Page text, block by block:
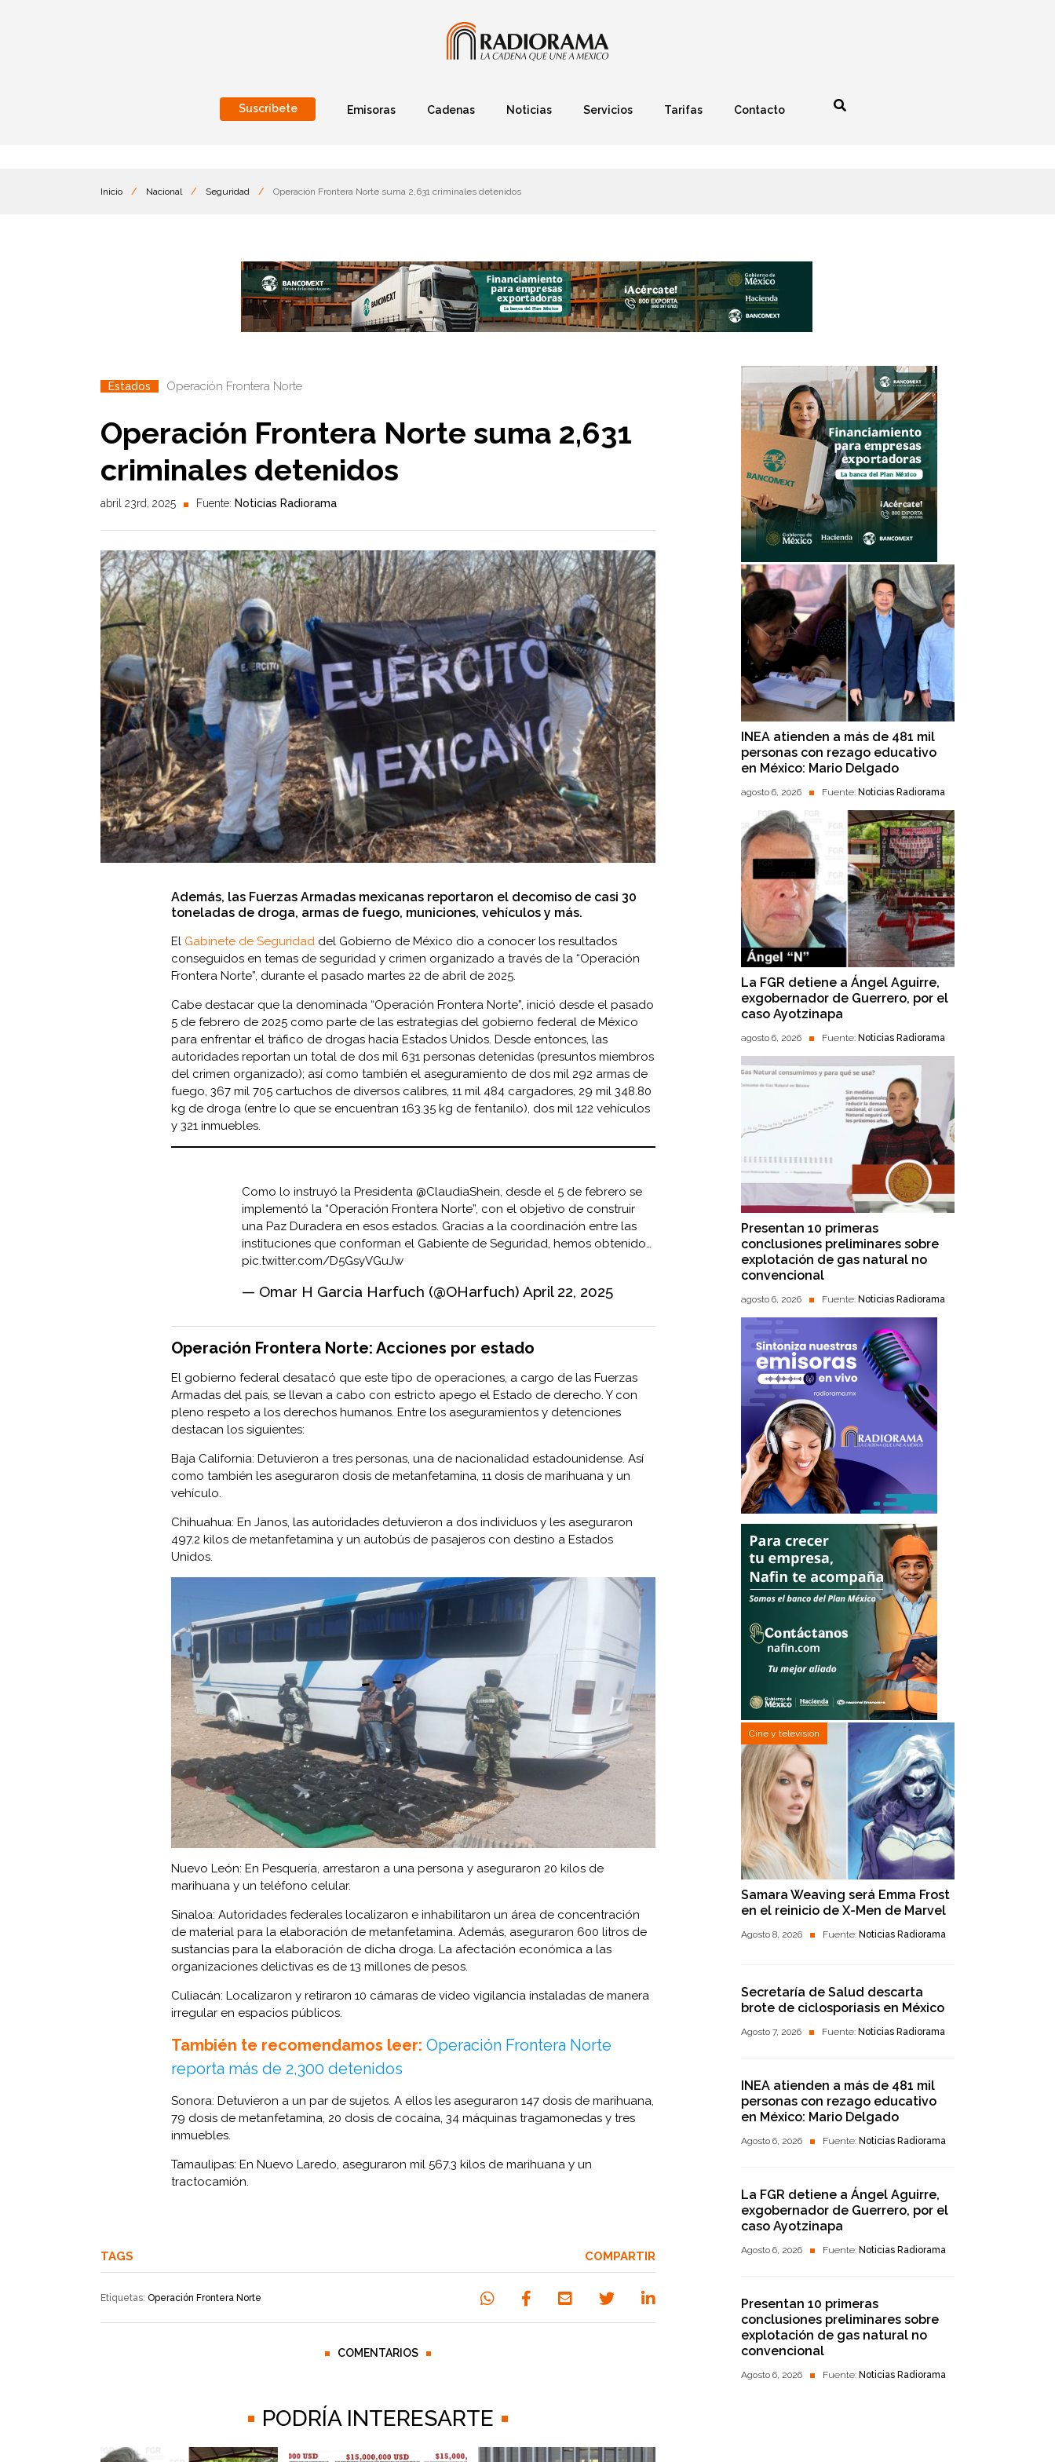
Suscríbete Emisoras Cadenas Noticias Servicios Tarifas Contacto
Inicio / Nacional / Seguridad / Operación Frontera Norte suma 2,631 criminales detenidos
Estados Operación Frontera Norte
Operación Frontera Norte suma 2,631
criminales detenidos
abril 23rd, 2025 Fuente: Noticias Radiorama
Además, las Fuerzas Armadas mexicanas reportaron el decomiso de casi 30
toneladas de droga, armas de fuego, municiones, vehículos y más.
El Gabinete de Seguridad del Gobierno de México dio a conocer los resultados
conseguidos en temas de seguridad y crimen organizado a través de la “Operación
Frontera Norte”, durante el pasado martes 22 de abril de 2025.
Cabe destacar que la denominada “Operación Frontera Norte”, inició desde el pasado
5 de febrero de 2025 como parte de las estrategias del gobierno federal de México
para enfrentar el tráfico de drogas hacia Estados Unidos. Desde entonces, las
autoridades reportan un total de dos mil 631 personas detenidas (presuntos miembros
del crimen organizado); así como también el aseguramiento de dos mil 292 armas de
fuego, 367 mil 705 cartuchos de diversos calibres, 11 mil 484 cargadores, 29 mil 348.80
kg de droga (entre lo que se encuentran 163.35 kg de fentanilo), dos mil 122 vehículos
y 321 inmuebles.
Como lo instruyó la Presidenta @ClaudiaShein, desde el 5 de febrero se
implementó la “Operación Frontera Norte”, con el objetivo de construir
una Paz Duradera en esos estados. Gracias a la coordinación entre las
instituciones que conforman el Gabiente de Seguridad, hemos obtenido…
pic.twitter.com/D5GsyVGuJw
— Omar H Garcia Harfuch (@OHarfuch) April 22, 2025
Operación Frontera Norte: Acciones por estado
El gobierno federal desatacó que este tipo de operaciones, a cargo de las Fuerzas
Armadas del país, se llevan a cabo con estricto apego el Estado de derecho. Y con
pleno respeto a los derechos humanos. Entre los aseguramientos y detenciones
destacan los siguientes:
Baja California: Detuvieron a tres personas, una de nacionalidad estadounidense. Así
como también les aseguraron dosis de metanfetamina, 11 dosis de marihuana y un
vehículo.
Chihuahua: En Janos, las autoridades detuvieron a dos individuos y les aseguraron
497.2 kilos de metanfetamina y un autobús de pasajeros con destino a Estados
Unidos.
Nuevo León: En Pesquería, arrestaron a una persona y aseguraron 20 kilos de
marihuana y un teléfono celular.
Sinaloa: Autoridades federales localizaron e inhabilitaron un área de concentración
de material para la elaboración de metanfetamina. Además, aseguraron 600 litros de
sustancias para la elaboración de dicha droga. La afectación económica a las
organizaciones delictivas es de 13 millones de pesos.
Culiacán: Localizaron y retiraron 10 cámaras de video vigilancia instaladas de manera
irregular en espacios públicos.
También te recomendamos leer: Operación Frontera Norte
reporta más de 2,300 detenidos
Sonora: Detuvieron a un par de sujetos. A ellos les aseguraron 147 dosis de marihuana,
79 dosis de metanfetamina, 20 dosis de cocaína, 34 máquinas tragamonedas y tres
inmuebles.
Tamaulipas: En Nuevo Laredo, aseguraron mil 567.3 kilos de marihuana y un
tractocamión.
TAGS
Etiquetas: Operación Frontera Norte
COMPARTIR
COMENTARIOS
PODRÍA INTERESARTE
INEA atienden a más de 481 mil
personas con rezago educativo
en México: Mario Delgado
agosto 6, 2026 Fuente: Noticias Radiorama
La FGR detiene a Ángel Aguirre,
exgobernador de Guerrero, por el
caso Ayotzinapa
agosto 6, 2026 Fuente: Noticias Radiorama
Presentan 10 primeras
conclusiones preliminares sobre
explotación de gas natural no
convencional
agosto 6, 2026 Fuente: Noticias Radiorama
Cine y televisión
Samara Weaving será Emma Frost
en el reinicio de X-Men de Marvel
Agosto 8, 2026 Fuente: Noticias Radiorama
Secretaría de Salud descarta
brote de ciclosporiasis en México
Agosto 7, 2026 Fuente: Noticias Radiorama
INEA atienden a más de 481 mil
personas con rezago educativo
en México: Mario Delgado
Agosto 6, 2026 Fuente: Noticias Radiorama
La FGR detiene a Ángel Aguirre,
exgobernador de Guerrero, por el
caso Ayotzinapa
Agosto 6, 2026 Fuente: Noticias Radiorama
Presentan 10 primeras
conclusiones preliminares sobre
explotación de gas natural no
convencional
Agosto 6, 2026 Fuente: Noticias Radiorama